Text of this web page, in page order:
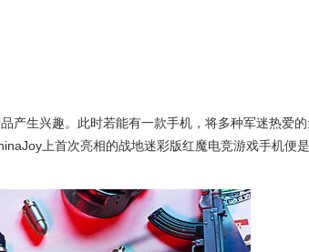
产生兴趣。此时若能有一款手机，将多种军迷热爱
上首次亮相的战地迷彩版红魔电竞游戏手机便